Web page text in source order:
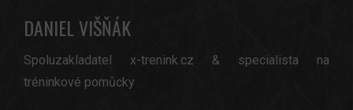
DANIEL VIŠŇÁK
Spoluzakladatel x-trenink.cz & specialista na
tréninkové pomůcky